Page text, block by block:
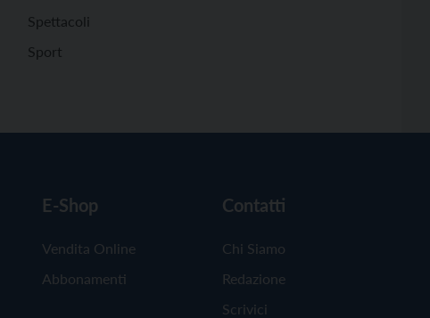
Spettacoli
Sport
E-Shop
Vendita Online
Abbonamenti
Contatti
Chi Siamo
Redazione
Scrivici